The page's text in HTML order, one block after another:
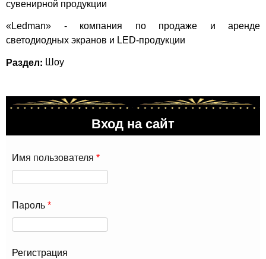
сувенирной продукции
«Ledman» - компания по продаже и аренде
светодиодных экранов и LED-продукции
Раздел: Шоу
Вход на сайт
Имя пользователя *
Пароль *
Регистрация